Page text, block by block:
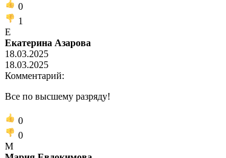
0
1
Е
Екатерина Азарова
18.03.2025
18.03.2025
Комментарий:
Все по высшему разряду!
0
0
М